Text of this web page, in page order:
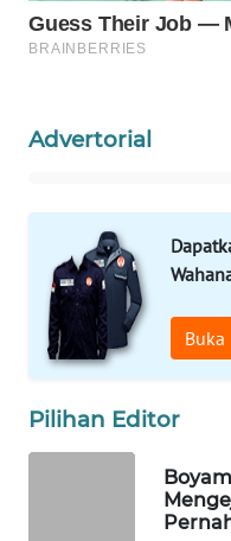
Advertorial
Pilihan Editor
WAHANA
SELEB
PERSONA
WAHANA
OTOMOTIF
WAHANA
HEALTH
WAHANA
DESA
WISATA